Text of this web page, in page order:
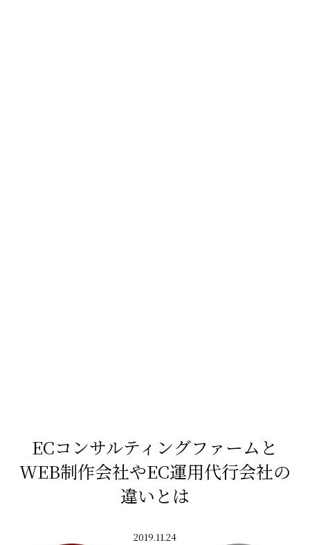
ECコンサルティングファームと
WEB制作会社やEC運用代行会社の
違いとは
2019.11.24